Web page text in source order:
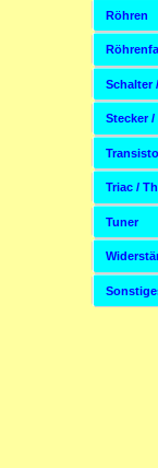
Röhren
Schalter
Stecker
Triac /
Tuner